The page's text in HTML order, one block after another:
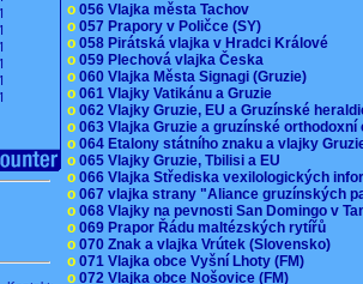
o 056 Vlajka města Tachov
o 057 Prapory v Poličce (SY)
o 058 Pirátská vlajka v Hradci Králové
o 059 Plechová vlajka Česka
o 060 Vlajka Města Signagi (Gruzie)
o 061 Vlajky Vatikánu a Gruzie
o 062 Vlajky Gruzie, EU a Gruzínské
o 063 Vlajka Gruzie a gruzínské
o 064 Etalony státního znaku a vlajky
o 065 Vlajky Gruzie, Tbilisi a EU
o 066 Vlajka Střediska vexilologických
o 067 vlajka strany "Aliance gruzínských
o 068 Vlajky na pevnosti San Domingo v
o 069 Prapor Řádu maltézských rytířů
o 070 Znak a vlajka Vrútek (Slovensko)
o 071 Vlajka obce Vyšní Lhoty (FM)
o 072 Vlajka obce Nošovice (FM)